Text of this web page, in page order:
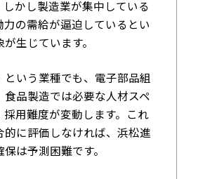
しかし製造業が集中している
力の需給が逼迫しているとい
生じています。
という業種でも、電子部品組
食品製造では必要な人材スペ
採用難度が変動します。これ
的に評価しなければ、浜松進
は予測困難です。